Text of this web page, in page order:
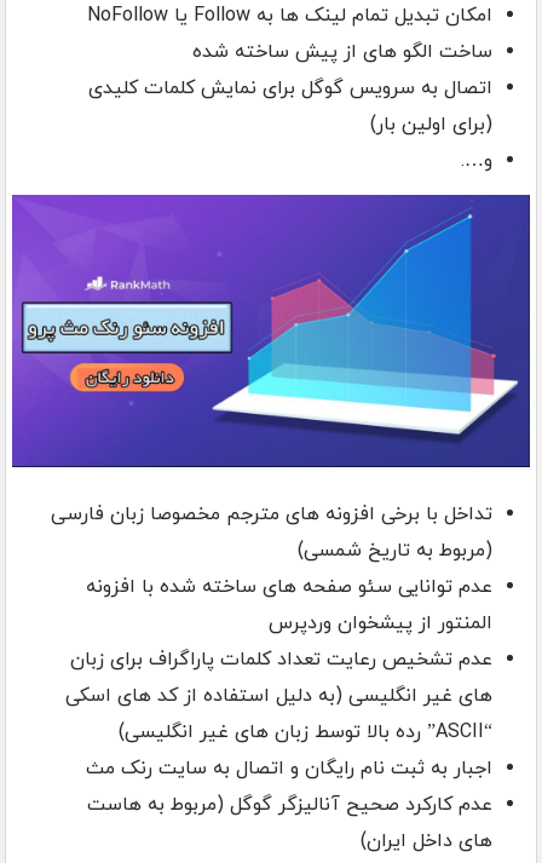
امکان تبدیل تمام لینک ها به Follow یا NoFollow
ساخت الگو های از پیش ساخته شده
اتصال به سرویس گوگل برای نمایش کلمات کلیدی
(برای اولین بار)
و….
تداخل با برخی افزونه های مترجم مخصوصا زبان فارسی
(مربوط به تاریخ شمسی)
عدم توانایی سئو صفحه های ساخته شده با افزونه
المنتور از پیشخوان وردپرس
عدم تشخیص رعایت تعداد کلمات پاراگراف برای زبان
های غیر انگلیسی (به دلیل استفاده از کد های اسکی
“ASCII” رده بالا توسط زبان های غیر انگلیسی)
اجبار به ثبت نام رایگان و اتصال به سایت رنک مث
عدم کارکرد صحیح آنالیزگر گوگل (مربوط به هاست
های داخل ایران)